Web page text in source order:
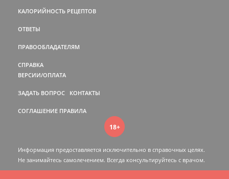
КАЛОРИЙНОСТЬ РЕЦЕПТОВ
ОТВЕТЫ
ПРАВООБЛАДАТЕЛЯМ
СПРАВКА
ВЕРСИИ/ОПЛАТА
ЗАДАТЬ ВОПРОС КОНТАКТЫ
СОГЛАШЕНИЕ ПРАВИЛА
18+
Информация предоставляется исключительно в справочных целях.
Не занимайтесь самолечением. Всегда консультируйтесь c врачом.